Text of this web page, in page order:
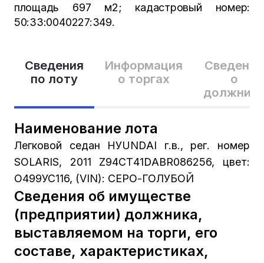
Сведения
по лоту
Информация
о торгах
Сведения
о
Наименование лота
Легковой седан НУUNDАI г.в., рег. номер
SОLАRIS, 2011 Z94СТ41DАВR086256, цвет:
О499УС116, (VIN): СЕРО-ГОЛУБОЙ
Сведения об имуществе
(предприятии) должника,
выставляемом на торги, его
составе, характеристиках,
площадь 697 м2; кадастровый номер:
50:33:0040227:349.